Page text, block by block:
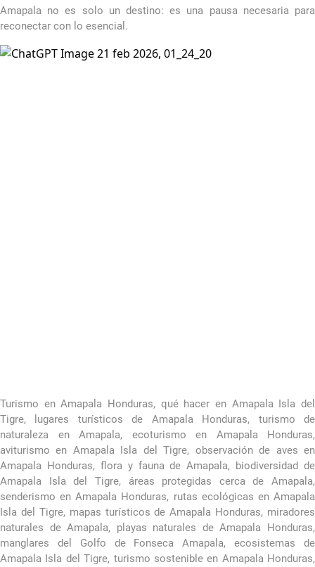
Amapala no es solo un destino: es una pausa necesaria para
reconectar con lo esencial.
Turismo en Amapala Honduras, qué hacer en Amapala Isla del
Tigre, lugares turísticos de Amapala Honduras, turismo de
naturaleza en Amapala, ecoturismo en Amapala Honduras,
aviturismo en Amapala Isla del Tigre, observación de aves en
Amapala Honduras, flora y fauna de Amapala, biodiversidad de
Amapala Isla del Tigre, áreas protegidas cerca de Amapala,
senderismo en Amapala Honduras, rutas ecológicas en Amapala
Isla del Tigre, mapas turísticos de Amapala Honduras, miradores
naturales de Amapala, playas naturales de Amapala Honduras,
manglares del Golfo de Fonseca Amapala, ecosistemas de
Amapala Isla del Tigre, turismo sostenible en Amapala Honduras,